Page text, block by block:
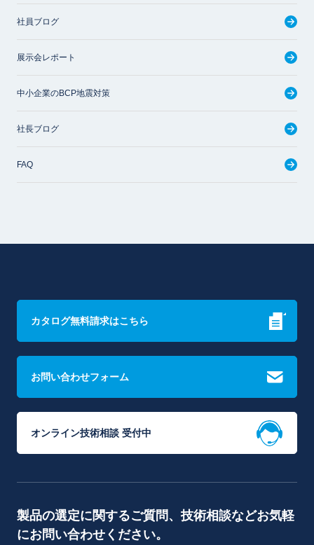
社員ブログ
展示会レポート
中小企業のBCP地震対策
社長ブログ
FAQ
カタログ無料請求はこちら
お問い合わせフォーム
オンライン技術相談 受付中
製品の選定に関するご質問、技術相談などお気軽
にお問い合わせください。